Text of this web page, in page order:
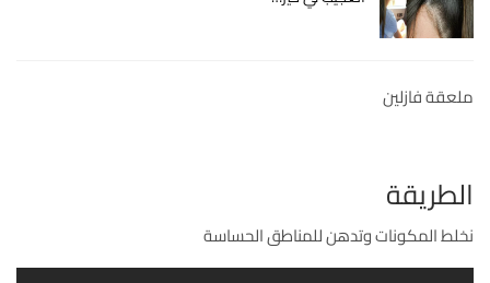
ملعقة فازلين
الطريقة
نخلط المكونات وتدهن للمناطق الحساسة